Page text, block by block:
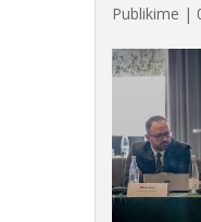
Publikime |